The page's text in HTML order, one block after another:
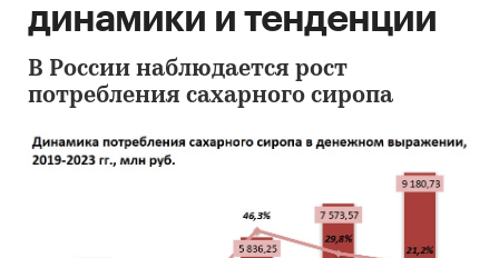
динамики и тенденции
В России наблюдается рост
потребления сахарного сиропа